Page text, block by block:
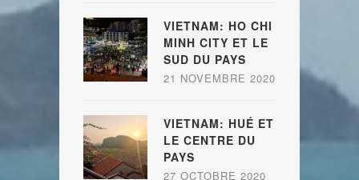
VIETNAM: HO CHI
MINH CITY ET LE
SUD DU PAYS
21 NOVEMBRE 2020
VIETNAM: HUÉ ET
LE CENTRE DU
PAYS
27 OCTOBRE 2020